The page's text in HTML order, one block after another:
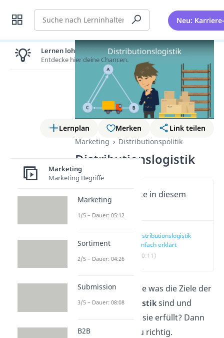
Suche Neu:
Lernplan Merken
Link teilen
Marketing
Distributionspolitik
Distributionslogistik
Wichtige Inhalte in diesem
Video
Distributionslogistik
einfach erklärt
(00:11)
Du wüsstest gerne was die Ziele der
Distributionslogistiksind und
welche Aufgaben sie erfüllt? Dann
bist du hier genau richtig.
Lernen lohnt sich!
Entdecke hier deine Chancen.
Marketing
Marketing Begriffe
Marketing
1/5 – Dauer: 05:12
Sortiment
2/5 – Dauer: 04:26
Submission
3/5 – Dauer: 08:08
B2B